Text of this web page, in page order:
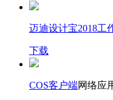
迈迪设计宝2018工
下载
COS客户端网络应